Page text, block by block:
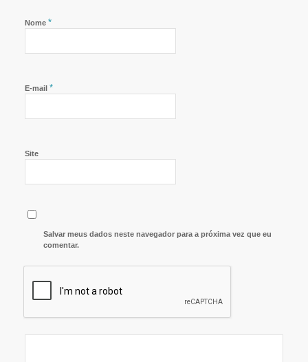
Nome *
E-mail *
Site
Salvar meus dados neste navegador para a próxima vez que eu
comentar.